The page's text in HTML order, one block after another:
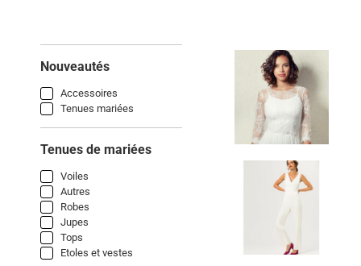
Nouveautés
Accessoires
Tenues mariées
Tenues de mariées
Voiles
Autres
Robes
Jupes
Tops
Etoles et vestes